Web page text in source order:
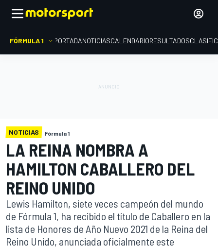
FÓRMULA 1 PORTADANOTICIASCALENDARIORESULTADOS
NOTICIAS Fórmula 1
LA REINA NOMBRA A
HAMILTON CABALLERO DEL
REINO UNIDO
Lewis Hamilton, siete veces campeón del mundo
de Fórmula 1, ha recibido el título de Caballero en la
lista de Honores de Año Nuevo 2021 de la Reina del
Reino Unido, anunciada oficialmente este